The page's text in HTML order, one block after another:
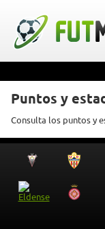
Puntos y
Consulta los puntos y